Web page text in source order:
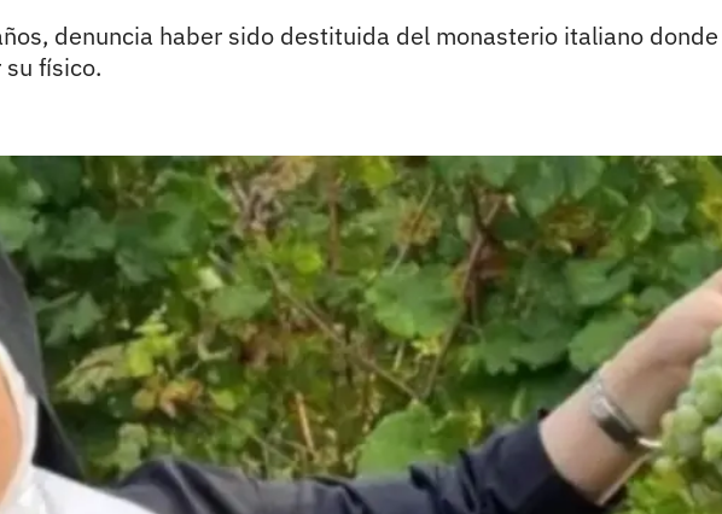
denuncia haber sido destituida del monasterio italiano
físico.